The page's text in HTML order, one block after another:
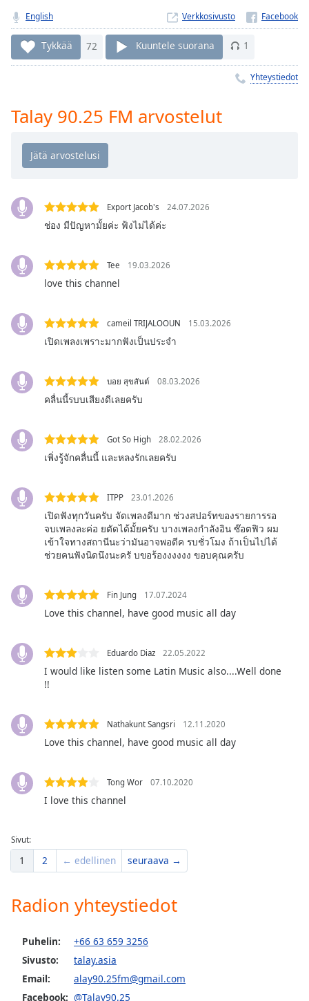
live,
currently
behind
LIVE
Remaining
Rate
Chapters
Descriptions
descriptions
off
selected
Subtitles
subtitles
subtitles
settings
subtitles
off
selected
Audio
Track
Fullscreen
Beginning
window.
Escape
and
close
Text
Color
Opacity
Background
Color
English Verkkosivusto
Tykkää 72 Kuuntele suorana 1
Yhteystiedot
Talay 90.25 FM arvostelut
Export Jacob's 24.07.2026
ช่อง มีปัญหามั้ยค่ะ ฟ้งไม่ได้ค่ะ
Tee 19.03.2026
love this channel
cameil TRIJALOOUN 15.03.2026
เปิดเพลงเพราะมากฟังเป็นประจำ
บอย สุขสันต์ 08.03.2026
คลื่นนี้รบบเสียงดีเลยครับ
Got So High 28.02.2026
เพิ่งรู้จักคลื่นนี้ และหลงรักเลยครับ
ITPP 23.01.2026
เปิดฟังทุกวันครับ จัดเพลงดีมาก ช่วงสปอร์ทของรายการรอ
จบเพลงละค่อ ยตัดได้มั้ยครับ บางเพลงกำลังอิน ซ๊อตฟิว ผม
เข้าใจทางสถานีนะว่ามันอาจพอดีค รบชั่วโมง ถ้าเป็นไปได้
ช่วยคนฟังนิดนึงนะครั บขอร้องงงงงง ขอบคุณครับ
Fin Jung 17.07.2024
Love this channel, have good music all day
Eduardo Diaz 22.05.2022
I would like listen some Latin Music also....Well done
!!
Nathakunt Sangsri 12.11.2020
Love this channel, have good music all day
Tong Wor 07.10.2020
I love this channel
Sivut:
1 2 ← edellinen seuraava →
Radion yhteystiedot
Puhelin:
+66 63 659 3256
Sivusto:
talay.asia
Email:
alay90.25fm@gmail.com
Facebook: @Talay90.25